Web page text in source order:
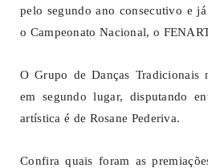
pelo segundo ano consecutivo e
o Campeonato Nacional, o
O Grupo de Danças Tradicionais
em segundo lugar, disputando
artística é de Rosane Pederiva.
Confira quais foram as